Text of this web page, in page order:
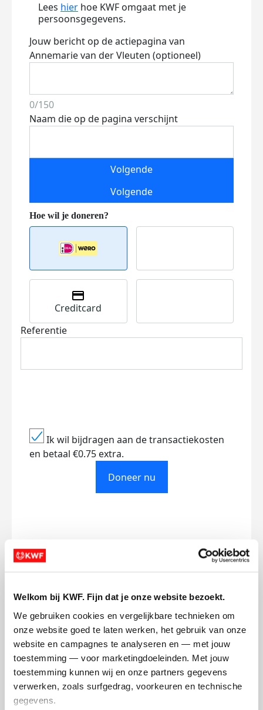
Welkom bij KWF. Fijn dat je onze website bezoekt.
We gebruiken cookies en vergelijkbare technieken om
onze website goed te laten werken, het gebruik van onze
website en campagnes te analyseren en — met jouw
toestemming — voor marketingdoeleinden. Met jouw
toestemming kunnen wij en onze partners gegevens
verwerken, zoals surfgedrag, voorkeuren en technische
gegevens.
Lees hier hoe KWF omgaat met je
persoonsgegevens.
Jouw bericht op de actiepagina van
Annemarie van der Vleuten (optioneel)
0/150
Naam die op de pagina verschijnt
Volgende
Volgende
Creditcard
Referentie
Ik wil bijdragen aan de transactiekosten
en betaal €0.75 extra.
Doneer nu
Opgehaald
€0
Streefbedrag
€500
Doneer
Annemarie's badges